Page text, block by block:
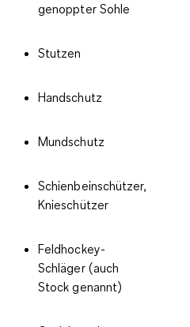
genoppter Sohle
Stutzen
Handschutz
Mundschutz
Schienbeinschützer,
Knieschützer
Feldhockey-
Schläger (auch
Stock genannt)